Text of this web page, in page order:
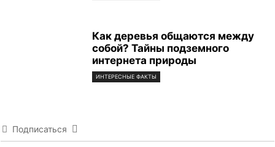
Как деревья общаются между
собой? Тайны подземного
интернета природы
ИНТЕРЕСНЫЕ ФАКТЫ
Подписаться